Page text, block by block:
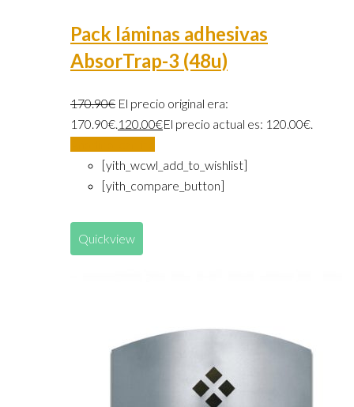
Pack láminas adhesivas
AbsorTrap-3 (48u)
170.90€ El precio original era:
170.90€.120.00€El precio actual es: 120.00€.
[yith_wcwl_add_to_wishlist]
[yith_compare_button]
Quickview